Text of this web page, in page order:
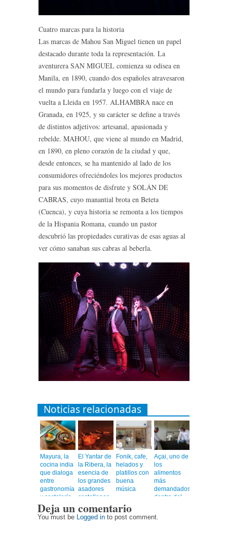
Cuatro marcas para la historia
Las marcas de Mahou San Miguel tienen un papel
destacado durante toda la representación. La
aventurera SAN MIGUEL comienza su odisea en
Manila, en 1890, cuando dos españoles atravesaron
el mundo para fundarla y luego con el viaje de
vuelta a Lleida en 1957. ALHAMBRA nace en
Granada, en 1925, y su carácter se define a través
de distintos adjetivos: artesanal, apasionada y
rebelde. MAHOU, que viene al mundo en Madrid,
en 1890, en pleno corazón de la ciudad y que,
desde entonces, se ha mantenido al lado de los
consumidores ofreciéndoles los mejores productos
para sus momentos de disfrute y SOLÁN DE
CABRAS, cuyo manantial brota en Beteta
(Cuenca), y cuya historia se remonta a los tiempos
de la Hispania Romana, cuando un pastor
descubrió las propiedades curativas de esas aguas al
ver cómo sanaban sus cabras al beberla.
Noticias relacionadas
Mayura, la
cocina india
que dialoga
entre
gastronomía
y coctelería
de autor
El Yantar de
la Ribera, la
esencia de
los grandes
asadores
castellanos
corazón de
Barcelona
Fonik, cafe,
helados y
platillos con
buena
música
Açai, uno de
los
alimentos
más
demandados
dentro del
healthy
Deja un comentario
You must be Logged in to post comment.